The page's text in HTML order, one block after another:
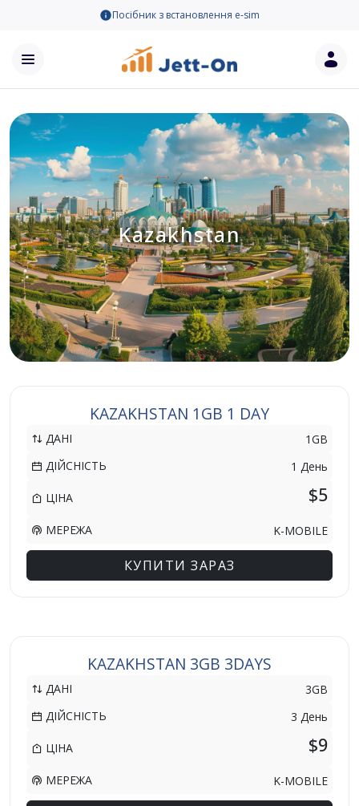
Посібник з встановлення e-sim
Kazakhstan
KAZAKHSTAN 1GB 1 DAY
ДАНІ
1GB
ДІЙСНІСТЬ
1 День
ЦІНА $5
МЕРЕЖА K-MOBILE
КУПИТИ ЗАРАЗ
KAZAKHSTAN 3GB 3DAYS
ДАНІ
3GB
ДІЙСНІСТЬ
3 День
ЦІНА $9
МЕРЕЖА K-MOBILE